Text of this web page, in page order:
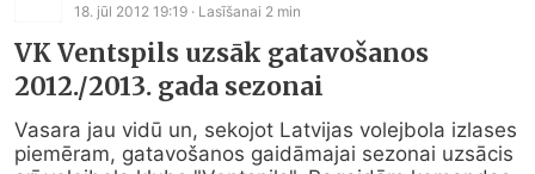
18. jūl 2012 19:19 · Lasīšanai 2 min
VK Ventspils uzsāk gatavošanos
2012./2013. gada sezonai
Vasara jau vidū un, sekojot Latvijas volejbola izlases
piemēram, gatavošanos gaidāmajai sezonai uzsācis